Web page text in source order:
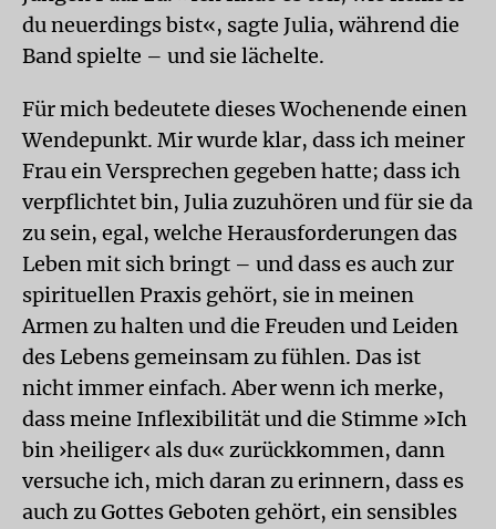
du neuerdings bist«, sagte Julia, während die
Band spielte – und sie lächelte.
Für mich bedeutete dieses Wochenende einen
Wendepunkt. Mir wurde klar, dass ich meiner
Frau ein Versprechen gegeben hatte; dass ich
verpflichtet bin, Julia zuzuhören und für sie da
zu sein, egal, welche Herausforderungen das
Leben mit sich bringt – und dass es auch zur
spirituellen Praxis gehört, sie in meinen
Armen zu halten und die Freuden und Leiden
des Lebens gemeinsam zu fühlen. Das ist
nicht immer einfach. Aber wenn ich merke,
dass meine Inflexibilität und die Stimme »Ich
bin ›heiliger‹ als du« zurückkommen, dann
versuche ich, mich daran zu erinnern, dass es
auch zu Gottes Geboten gehört, ein sensibles